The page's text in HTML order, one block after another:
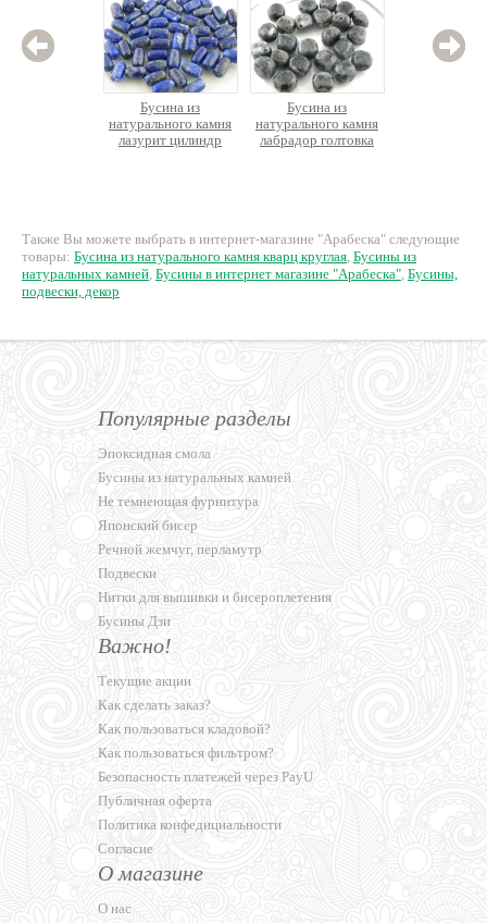
Бусина из
натурального камня
лазурит цилиндр
Бусина из
натурального камня
лабрадор голтовка
Также Вы можете выбрать в интернет-магазине "Арабеска" следующие
товары: Бусина из натурального камня кварц круглая, Бусины из
натуральных камней, Бусины в интернет магазине "Арабеска", Бусины,
подвески, декор
Популярные разделы
Эпоксидная смола
Бусины из натуральных камней
Не темнеющая фурнитура
Японский бисер
Речной жемчуг, перламутр
Подвески
Нитки для вышивки и бисероплетения
Бусины Дзи
Важно!
Текущие акции
Как сделать заказ?
Как пользоваться кладовой?
Как пользоваться фильтром?
Безопасность платежей через PayU
Публичная оферта
Политика конфедициальности
Согласие
О магазине
О нас